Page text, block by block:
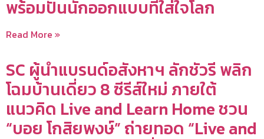
พร้อมปั้นนักออกแบบที่ใส่ใจโลก
Read More »
SC ผู้นำแบรนด์อสังหาฯ ลักชัวรี พลิก
โฉมบ้านเดี่ยว 8 ซีรีส์ใหม่ ภายใต้
แนวคิด Live and Learn Home ชวน
“บอย โกสิยพงษ์” ถ่ายทอด “Live and